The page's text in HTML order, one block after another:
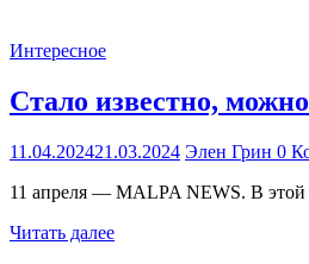
Интересное
Стало известно,
11.04.202421.03.2024 Элен Грин 0
11 апреля — MALPA NEWS. В этой
Читать далее